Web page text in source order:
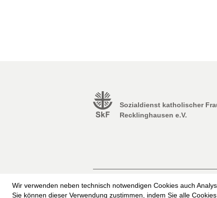
Wir verwenden neben technisch notwendigen Cookies auch
Sie können dieser Verwendung zustimmen, indem Sie alle
Sozialdienst katholischer
Recklinghausen e.V.
Impressum Erklärung zur
Freiwilliges Soziales Schuljahr beim SkF